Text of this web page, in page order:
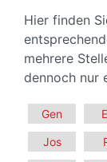
Hier finden
mehrere
dennoch nur
Gen
Jos